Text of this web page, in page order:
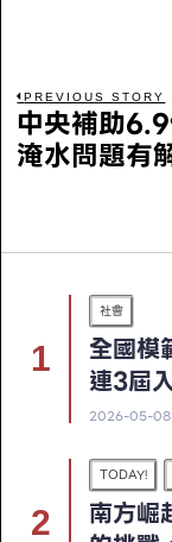
PREVIOUS STORY
中央補助
淹水問題有
社會
全國模
連3屆
2026-05-
TODAY!
南方崛